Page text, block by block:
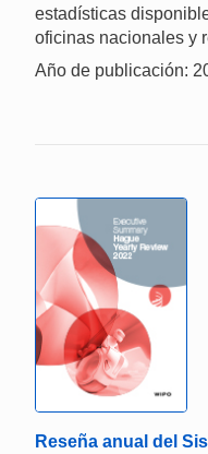
estadísticas
oficinas nacionales y
Año de publicación:
Reseña anual del